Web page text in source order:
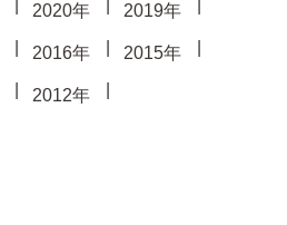
2020年 2019年
2016年 2015年
2012年